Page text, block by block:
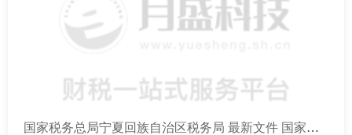
国家税务总局宁夏回族自治区税务局 最新文件 国家税务总局等9部门关于开展2026年助力小微经营主体发展“春雨润苗”专项行动的通知